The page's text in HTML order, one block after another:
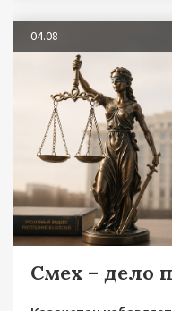
04.08
Смех – дело